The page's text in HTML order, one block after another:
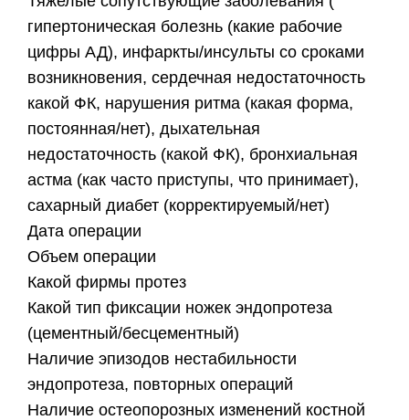
гипертоническая болезнь (какие рабочие
цифры АД), инфаркты/инсульты со сроками
возникновения, сердечная недостаточность
какой ФК, нарушения ритма (какая форма,
постоянная/нет), дыхательная
недостаточность (какой ФК), бронхиальная
астма (как часто приступы, что принимает),
сахарный диабет (корректируемый/нет)
​Дата операции
​Объем операции
​Какой фирмы протез
​Какой тип фиксации ножек эндопротеза
(цементный/бесцементный)
​Наличие эпизодов нестабильности
эндопротеза, повторных операций
​Наличие остеопорозных изменений костной